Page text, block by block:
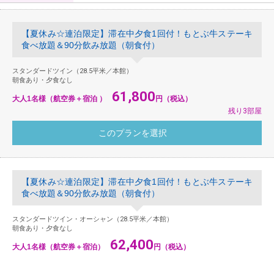
【夏休み☆連泊限定】滞在中夕食1回付！もとぶ牛ステーキ
食べ放題＆90分飲み放題（朝食付）
スタンダードツイン（28.5平米／本館）
朝食あり・夕食なし
大人1名様（航空券＋宿泊 ） 61,800円（税込）
残り3部屋
【夏休み☆連泊限定】滞在中夕食1回付！もとぶ牛ステーキ
食べ放題＆90分飲み放題（朝食付）
スタンダードツイン・オーシャン（28.5平米／本館）
朝食あり・夕食なし
大人1名様（航空券＋宿泊） 62,400円（税込）